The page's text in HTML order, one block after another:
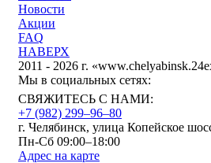
Новости
Акции
FAQ
НАВЕРХ
2011 - 2026 г.
Мы в социальных сетях:
СВЯЖИТЕСЬ С НАМИ:
+7 (982) 299‒96‒80
г. Челябинск, улица Копейское
Пн-Сб 09:00–18:00
Адрес на карте